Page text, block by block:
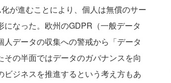
が進むことにより、個人は無償のサー
なった。欧州のGDPR（一般データ
データの収集への警戒から「データ
の半面ではデータのガバナンスを向
ジネスを推進するという考え方もあ